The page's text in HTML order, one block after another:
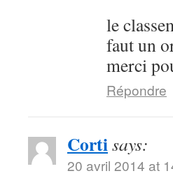
le
faut un
merci
Répondre
Cortisays:
20 avril 2014 at